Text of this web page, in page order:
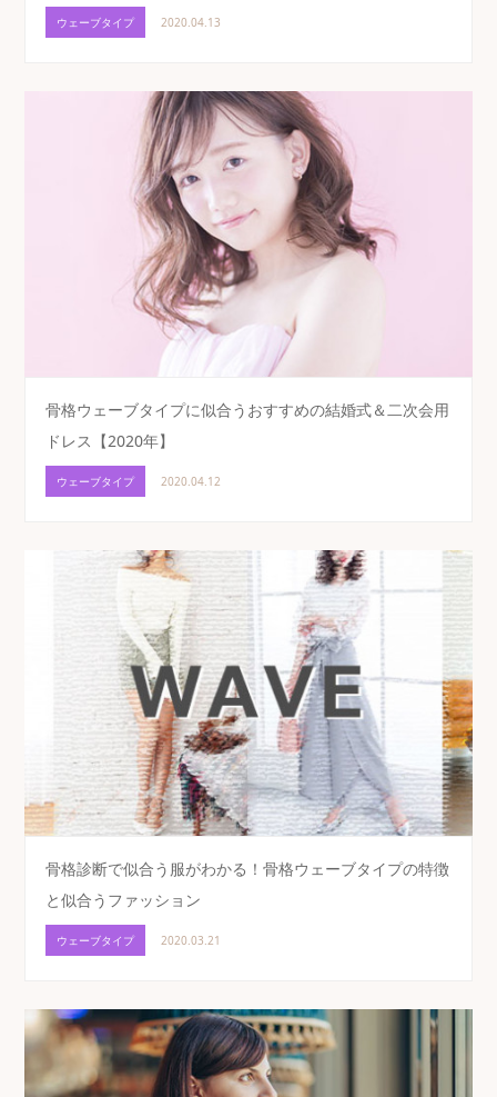
ウェーブタイプ 2020.04.13
骨格ウェーブタイプに似合うおすすめの結婚式＆二次会用
ドレス【2020年】
ウェーブタイプ 2020.04.12
骨格診断で似合う服がわかる！骨格ウェーブタイプの特徴
と似合うファッション
ウェーブタイプ 2020.03.21